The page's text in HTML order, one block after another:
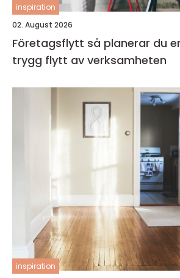
inspiration
02. August 2026
Företagsflytt så planerar du en smidig och
trygg flytt av verksamheten
inspiration